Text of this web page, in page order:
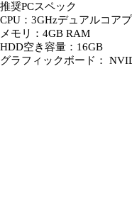
推奨PCスペック
CPU：3GHzデュアルコア
メモリ：4GB RAM
HDD空き容量：16GB
グラフィックボード：